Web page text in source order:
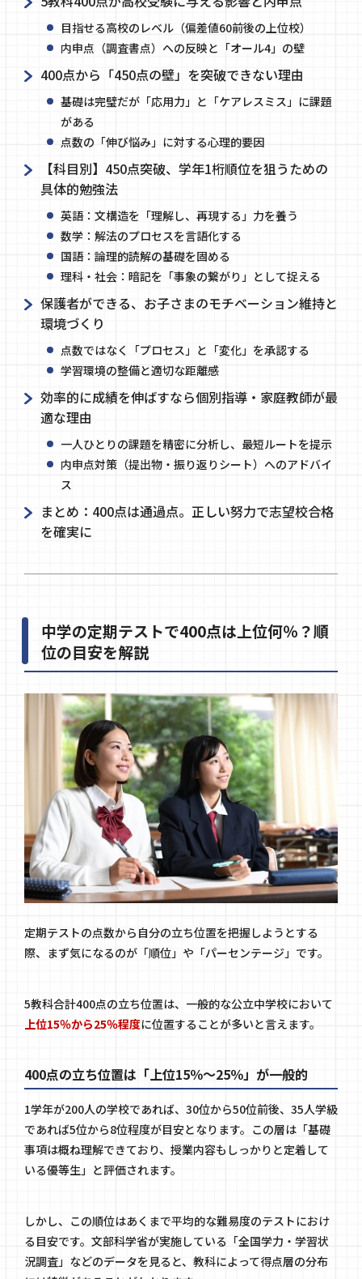
目指せる高校のレベル（偏差値60前後の上位校）
内申点（調査書点）への反映と「オール4」の壁
400点から「450点の壁」を突破できない理由
基礎は完璧だが「応用力」と「ケアレスミス」に課題
がある
点数の「伸び悩み」に対する心理的要因
【科目別】450点突破、学年1桁順位を狙うための
具体的勉強法
英語：文構造を「理解し、再現する」力を養う
数学：解法のプロセスを言語化する
国語：論理的読解の基礎を固める
理科・社会：暗記を「事象の繋がり」として捉える
保護者ができる、お子さまのモチベーション維持と
環境づくり
点数ではなく「プロセス」と「変化」を承認する
学習環境の整備と適切な距離感
効率的に成績を伸ばすなら個別指導・家庭教師が最
適な理由
一人ひとりの課題を精密に分析し、最短ルートを提示
内申点対策（提出物・振り返りシート）へのアドバイ
ス
まとめ：400点は通過点。正しい努力で志望校合格
を確実に
中学の定期テストで400点は上位何％？順
位の目安を解説
定期テストの点数から自分の立ち位置を把握しようとする
際、まず気になるのが「順位」や「パーセンテージ」です。
5教科合計400点の立ち位置は、一般的な公立中学校において
上位15％から25％程度に位置することが多いと言えます。
400点の立ち位置は「上位15％～25％」が一般的
1学年が200人の学校であれば、30位から50位前後、35人学級
であれば5位から8位程度が目安となります。この層は「基礎
事項は概ね理解できており、授業内容もしっかりと定着して
いる優等生」と評価されます。
しかし、この順位はあくまで平均的な難易度のテストにおけ
る目安です。文部科学省が実施している「全国学力・学習状
況調査」などのデータを見ると、教科によって得点層の分布